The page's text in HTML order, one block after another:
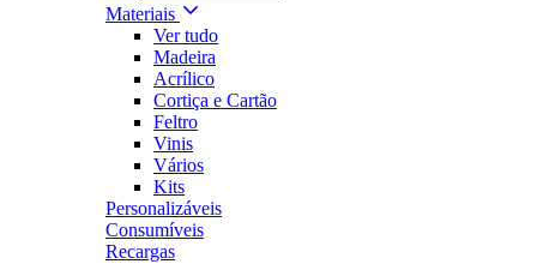
Materiais
Ver tudo
Madeira
Acrílico
Cortiça e Cartão
Feltro
Vinis
Vários
Kits
Personalizáveis
Consumíveis
Recargas